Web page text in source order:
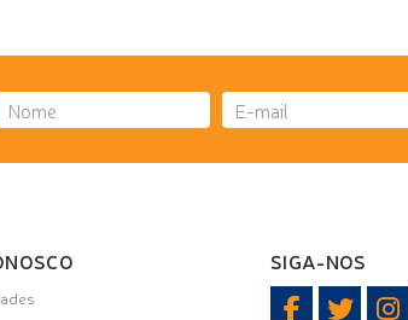
SIGA-NOS